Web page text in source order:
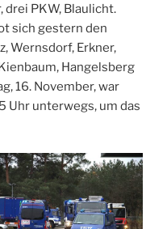
drei PKW, Blaulicht.
sich gestern den
Wernsdorf, Erkner,
Hangelsberg
16. November, war
Uhr unterwegs, um das